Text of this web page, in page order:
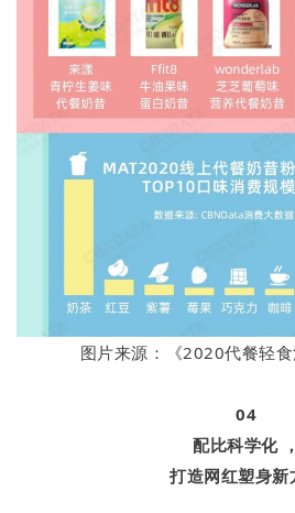
图片来源：《2020代餐轻食
04
配比科学化 ，
打造网红塑身新